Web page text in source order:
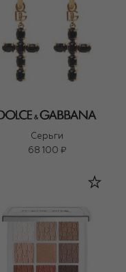
Серьги
68 100 ₽